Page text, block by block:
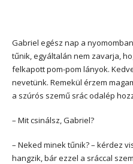
Gabriel egész nap a
tűnik, egyáltalán nem zavarja,
felkapott pom-pom lányok.
nevetünk. Remekül érzem
a szúrós szemű srác odalép
– Mit csinálsz, Gabriel?
– Neked minek tűnik? – kérdez
hangzik, bár ezzel a sráccal